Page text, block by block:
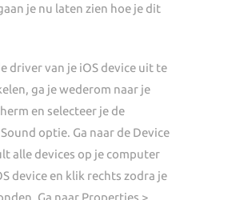
je nu laten zien hoe je dit
driver van je iOS device uit te
ga je wederom naar je
en selecteer je de
optie. Ga naar de Device
alle devices op je computer
device en klik rechts zodra je
Ga naar Properties >